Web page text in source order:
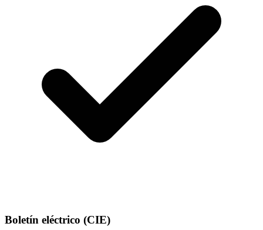
Boletín eléctrico (CIE)